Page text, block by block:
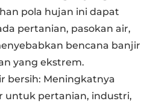
pola hujan ini dapat
pertanian, pasokan air,
bencana banjir
yang ekstrem.
bersih: Meningkatnya
untuk pertanian, industri,